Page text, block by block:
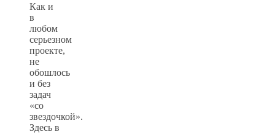
Как и
в
любом
серьезном
проекте,
не
обошлось
и без
задач
«со
звездочкой».
Здесь в